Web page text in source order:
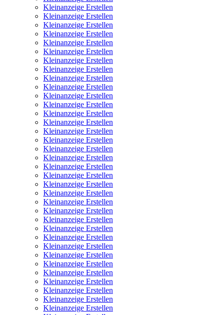
Kleinanzeige Erstellen
Kleinanzeige Erstellen
Kleinanzeige Erstellen
Kleinanzeige Erstellen
Kleinanzeige Erstellen
Kleinanzeige Erstellen
Kleinanzeige Erstellen
Kleinanzeige Erstellen
Kleinanzeige Erstellen
Kleinanzeige Erstellen
Kleinanzeige Erstellen
Kleinanzeige Erstellen
Kleinanzeige Erstellen
Kleinanzeige Erstellen
Kleinanzeige Erstellen
Kleinanzeige Erstellen
Kleinanzeige Erstellen
Kleinanzeige Erstellen
Kleinanzeige Erstellen
Kleinanzeige Erstellen
Kleinanzeige Erstellen
Kleinanzeige Erstellen
Kleinanzeige Erstellen
Kleinanzeige Erstellen
Kleinanzeige Erstellen
Kleinanzeige Erstellen
Kleinanzeige Erstellen
Kleinanzeige Erstellen
Kleinanzeige Erstellen
Kleinanzeige Erstellen
Kleinanzeige Erstellen
Kleinanzeige Erstellen
Kleinanzeige Erstellen
Kleinanzeige Erstellen
Kleinanzeige Erstellen